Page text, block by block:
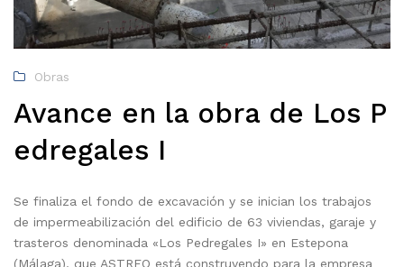
Obras
Avance en la obra de Los P
edregales I
Se finaliza el fondo de excavación y se inician los trabajos
de impermeabilización del edificio de 63 viviendas, garaje y
trasteros denominada «Los Pedregales I» en Estepona
(Málaga), que ASTREO está construyendo para la empresa